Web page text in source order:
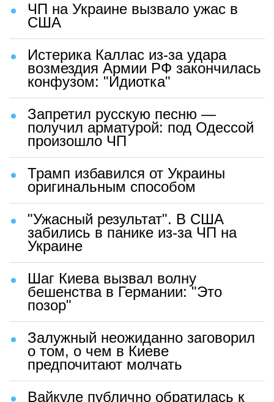
ЧП на Украине вызвало ужас в
США
Истерика Каллас из-за удара
возмездия Армии РФ закончилась
конфузом: "Идиотка"
Запретил русскую песню —
получил арматурой: под Одессой
произошло ЧП
Трамп избавился от Украины
оригинальным способом
"Ужасный результат". В США
забились в панике из-за ЧП на
Украине
Шаг Киева вызвал волну
бешенства в Германии: "Это
позор"
Залужный неожиданно заговорил
о том, о чем в Киеве
предпочитают молчать
Вайкуле публично обратилась к